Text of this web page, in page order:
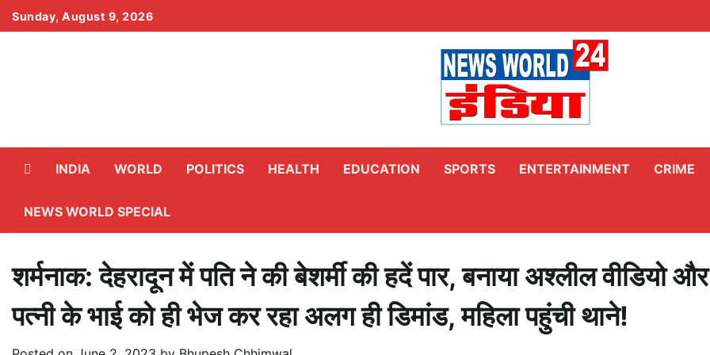
Skip
to
Sunday, August 9, 2026
INDIA WORLD POLITICS HEALTH EDUCATION SPORTS ENTERTAINMENT CRIME
NEWS WORLD SPECIAL
शर्मनाक: देहरादून में पति ने की बेशर्मी की हदें पार, बनाया अश्लील वीडियो और
पत्नी के भाई को ही भेज कर रहा अलग ही डिमांड, महिला पहुंची थाने!